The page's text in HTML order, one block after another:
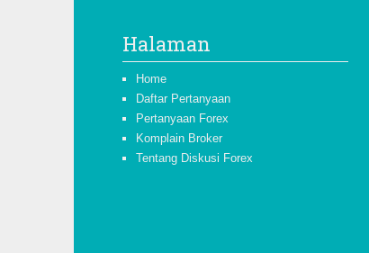
Halaman
Home
Daftar Pertanyaan
Pertanyaan Forex
Komplain Broker
Tentang Diskusi Forex